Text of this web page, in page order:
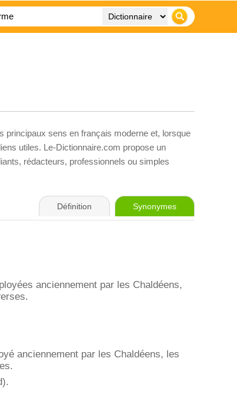
principaux sens en français moderne et, lorsque
utiles. Le-Dictionnaire.com propose un
rédacteurs, professionnels ou simples
Définition Synonymes
anciennement par les Chaldéens,
anciennement par les Chaldéens, les